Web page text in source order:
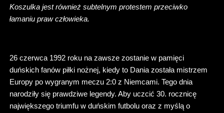
Koszulka jest również subtelnym protestem przeciwko
łamaniu praw człowieka.
26 czerwca 1992 roku na zawsze zostanie w pamięci
duńskich fanów piłki nożnej, kiedy to Dania została mistrzem
Europy po wygranym meczu 2:0 z Niemcami. Tego dnia
narodziły się prawdziwe legendy. Aby uczcić 30. rocznicę
największego triumfu w duńskim futbolu oraz z myślą o